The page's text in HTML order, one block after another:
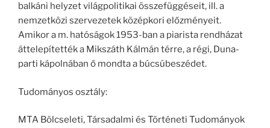
balkáni helyzet világpolitikai összefüggéseit, ill. a
nemzetközi szervezetek középkori előzményeit.
Amikor a m. hatóságok 1953-ban a piarista rendházat
áttelepítették a Mikszáth Kálmán térre, a régi, Duna-
parti kápolnában ő mondta a búcsúbeszédet.
Tudományos osztály:
MTA Bölcseleti, Társadalmi és Történeti Tudományok